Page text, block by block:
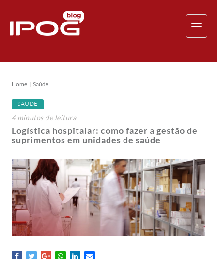
Home Saúde
SAÚDE
4 minutosde leitura
Logística hospitalar: como fazer a gestão de
suprimentos em unidades de saúde